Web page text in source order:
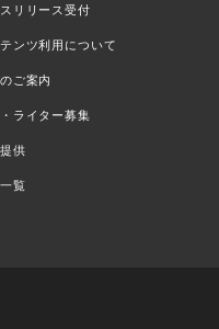
リリース受付
ンツ利用について
ご案内
ライター募集
供
覧